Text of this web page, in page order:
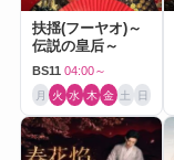
扶揺(フーヤオ)～
伝説の皇后～
BS11 04:00～
月 火 水 木 金 土 日